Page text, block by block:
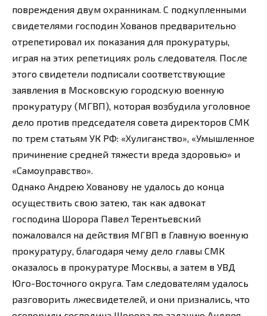
повреждения двум охранникам. С подкупленными
свидетелями господин Хованов предварительно
отрепетировал их показания для прокуратуры,
играя на этих репетициях роль следователя. После
этого свидетели подписали соответствующие
заявления в Московскую городскую военную
прокуратуру (МГВП), которая возбудила уголовное
дело против председателя совета директоров СМК
по трем статьям УК РФ: «Хулиганство», «Умышленное
причинение средней тяжести вреда здоровью» и
«Самоуправство».
Однако Андрею Хованову не удалось до конца
осуществить свою затею, так как адвокат
господина Шорора Павел Терентьевский
пожаловался на действия МГВП в Главную военную
прокуратуру, благодаря чему дело главы СМК
оказалось в прокуратуре Москвы, а затем в УВД
Юго-Восточного округа. Там следователям удалось
разговорить лжесвидетелей, и они признались, что